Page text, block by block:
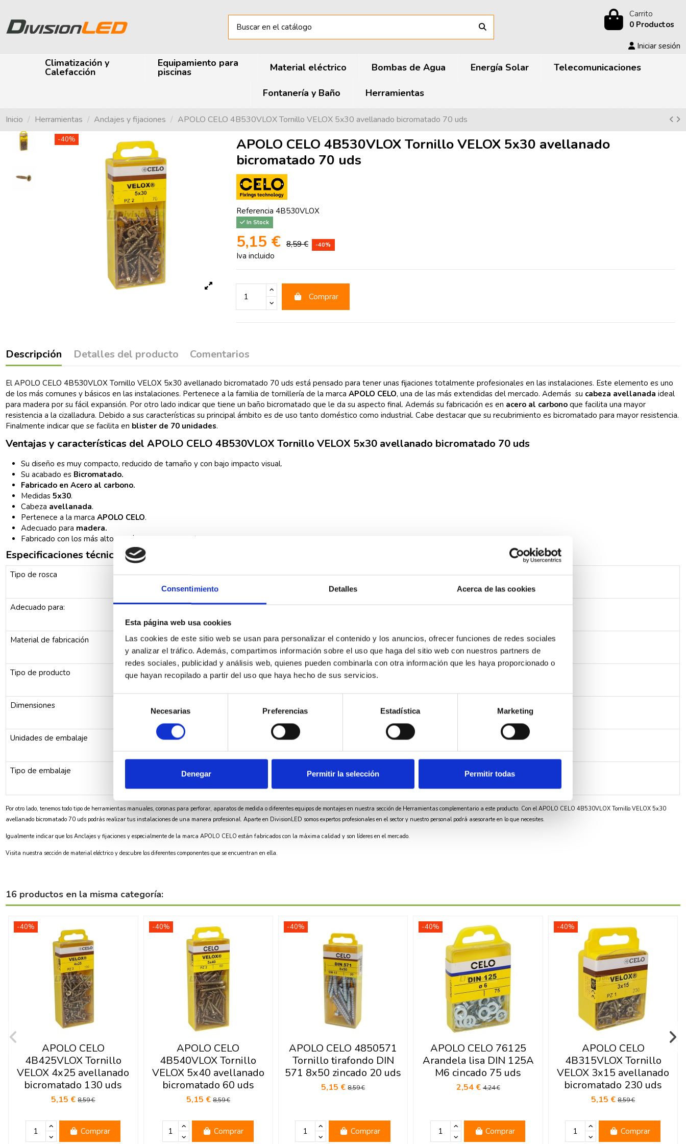
Consentimiento Detalles Acerca de las cookies
Esta página web usa cookies
Las cookies de este sitio web se usan para personalizar el contenido y los anuncios, ofrecer funciones de redes sociales
y analizar el tráfico. Además, compartimos información sobre el uso que haga del sitio web con nuestros partners de
redes sociales, publicidad y análisis web, quienes pueden combinarla con otra información que les haya proporcionado o
que hayan recopilado a partir del uso que haya hecho de sus servicios.
Selección
consentimiento
Necesarias Preferencias Estadística Marketing
Denegar Permitir la selección Permitir todas
Carrito
0 Productos
Iniciar sesión
Climatización y
Calefacción
Equipamiento para
piscinas Material eléctrico Bombas de Agua Energía Solar Telecomunicaciones
Fontanería y Baño Herramientas
Inicio Herramientas Anclajes y fijaciones APOLO CELO 4B530VLOX Tornillo VELOX 5x30 avellanado bicromatado 70 uds
-40%
APOLO CELO 4B530VLOX Tornillo VELOX 5x30 avellanado
bicromatado 70 uds
Referencia 4B530VLOX
In Stock
5,15 € 8,59 € -40%
Iva incluido
Comprar
Descripción Detalles del producto Comentarios
El APOLO CELO 4B530VLOX Tornillo VELOX 5x30 avellanado bicromatado 70 uds está pensado para tener unas fijaciones totalmente profesionales en las instalaciones. Este elemento es uno
de los más comunes y básicos en las instalaciones. Pertenece a la familia de tornillería de la marcaAPOLO CELO, una de las más extendidas del mercado. Además su cabeza avellanada ideal
para madera por su fácil expansión. Por otro lado indicar que tiene un baño bicromatado que le da su aspecto final. Además su fabricación es en acero al carbono que facilita una mayor
resistencia a la cizalladura. Debido a sus características su principal ámbito es de uso tanto doméstico como industrial. Cabe destacar que su recubrimiento es bicromatado para mayor resistencia.
Finalmente indicar que se facilita en blister de 70 unidades.
Ventajas y características del APOLO CELO 4B530VLOX Tornillo VELOX 5x30 avellanado bicromatado 70 uds
Su diseño es muy compacto, reducido de tamaño y con bajo impacto visual.
Su acabado es Bicromatado.
Fabricado en Acero al carbono.
Medidas5x30.
Cabeza avellanada.
Pertenece a la marcaAPOLO CELO.
Adecuado para madera.
Fabricado con los más altos estándares de calidad.
Especificaciones técnicas
Tipo de rosca Rosca madera completa
Adecuado para: Madera
Material de fabricación Acero al carbono
Tipo de producto tornillo tirafondo
Dimensiones
Unidades de embalaje
Tipo de embalaje Blister
Por otro lado, tenemos todo tipo de herramientas manuales, coronas para perforar, aparatos de medida o diferentes equipos de montajes en nuestra sección de Herramientascomplementario a este producto. Con el APOLO CELO 4B530VLOX Tornillo VELOX 5x30
avellanado bicromatado 70 uds podrás realizar tus instalaciones de una manera profesional. Aparte en DivisionLED somos expertos profesionales en el sector y nuestro personal podrá asesorarte en lo que necesites.
Igualmente indicar que losAnclajes y fijaciones y especialmente de la marcaAPOLO CELO están fabricados con la máxima calidad y son líderes en el mercado.
Visita nuestra sección de material eléctrico y descubre los diferentes componentes que se encuentran en ella.
16 productos en la misma categoría:
-40%
APOLO CELO
4B425VLOX Tornillo
VELOX 4x25 avellanado
bicromatado 130 uds
5,15 €8,59 €
Comprar
-40%
APOLO CELO
4B540VLOX Tornillo
VELOX 5x40 avellanado
bicromatado 60 uds
5,15 €8,59 €
Comprar
-40%
APOLO CELO 4850571
Tornillo tirafondo DIN
571 8x50 zincado 20 uds
5,15 €8,59 €
Comprar
-40%
APOLO CELO 76125
Arandela lisa DIN 125A
M6 cincado 75 uds
2,54 €4,24 €
Comprar
-40%
APOLO CELO
4B315VLOX Tornillo
VELOX 3x15 avellanado
bicromatado 230 uds
5,15 € 8,59 €
Comprar